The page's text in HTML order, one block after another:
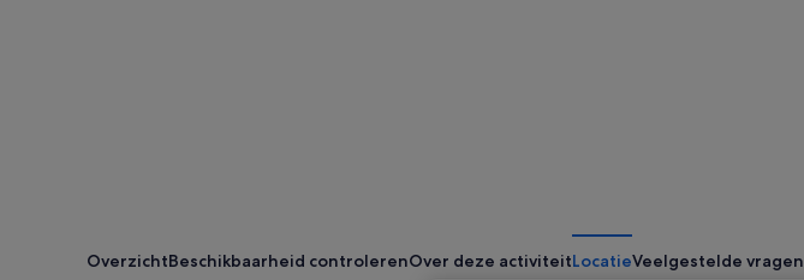
OverzichtBeschikbaarheid controlerenOver deze activiteitLocatieVeelgestelde vragen